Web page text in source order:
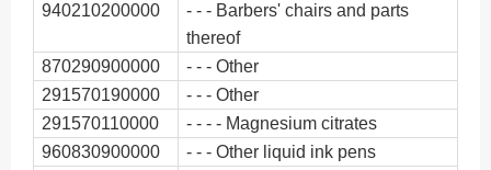
940210200000
- - - Barbers' chairs and parts
thereof
870290900000
- - - Other
291570190000
- - - Other
291570110000
- - - - Magnesium citrates
960830900000
- - - Other liquid ink pens